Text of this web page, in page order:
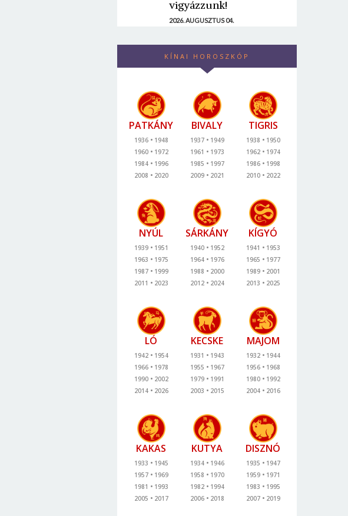
vigyázzunk!
2026. AUGUSZTUS 04.
KÍNAI HOROSZKÓP
PATKÁNY
1936
1948
1960
1972
1984
1996
2008
2020
BIVALY
1937
1949
1961
1973
1985
1997
2009
2021
TIGRIS
1938
1950
1962
1974
1986
1998
2010
2022
NYÚL
1939
1951
1963
1975
1987
1999
2011
2023
SÁRKÁNY
1940
1952
1964
1976
1988
2000
2012
2024
KÍGYÓ
1941
1953
1965
1977
1989
2001
2013
2025
LÓ
1942
1954
1966
1978
1990
2002
2014
2026
KECSKE
1931
1943
1955
1967
1979
1991
2003
2015
MAJOM
1932
1944
1956
1968
1980
1992
2004
2016
KAKAS
1933
1945
1957
1969
1981
1993
2005
2017
KUTYA
1934
1946
1958
1970
1982
1994
2006
2018
DISZNÓ
1935
1947
1959
1971
1983
1995
2007
2019